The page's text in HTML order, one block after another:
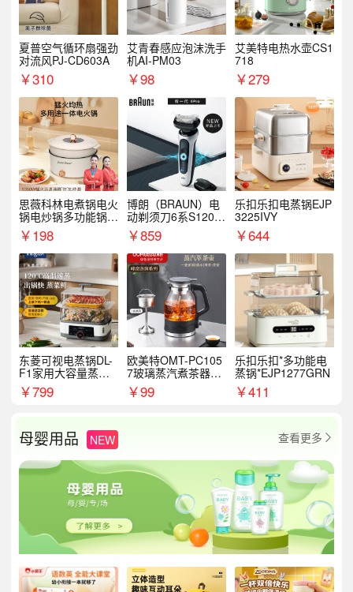
夏普空气循环扇强劲
对流风PJ-CD603A
￥310
艾青春感应泡沫洗手
机AI-PM03
￥98
艾美特电热水壶CS1
718
￥279
思薇科林电煮锅电火
锅电炒锅多功能锅电
热锅泡面小电锅
￥198
博朗（BRAUN）电
动剃须刀6系S1200
S￥859
乐扣乐扣电蒸锅EJP
3225IVY
￥644
东菱可视电蒸锅DL-
F1家用大容量蒸炖
锅
￥799
欧美特OMT-PC105
7玻璃蒸汽煮茶器黑
茶泡茶具茶壶花茶壶
￥99
乐扣乐扣*多功能电
蒸锅*EJP1277GRN
￥411
母婴用品 NEW 查看更多 